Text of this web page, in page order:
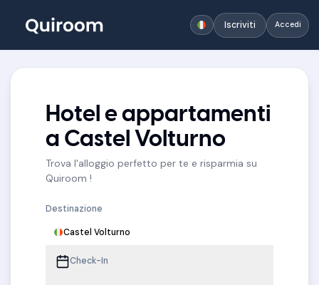
Iscriviti Accedi
Hotel e appartamenti
a Castel Volturno
Trova l'alloggio perfetto per te e risparmia su
Quiroom !
Destinazione
Castel Volturno